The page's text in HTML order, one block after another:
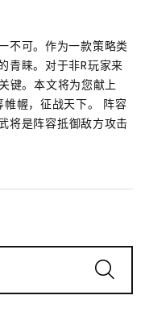
不可。作为一款策略类
青睐。对于非R玩家来
键。本文将为您献上
帷幄，征战天下。 阵容
将是阵容抵御敌方攻击